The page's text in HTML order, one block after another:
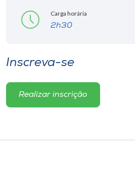
Carga horária
2h30
Inscreva-se
Realizar inscrição